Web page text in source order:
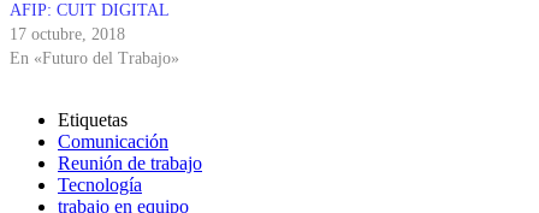
AFIP: CUIT DIGITAL
17 octubre, 2018
En «Futuro del Trabajo»
Etiquetas
Comunicación
Reunión de trabajo
Tecnología
trabajo en equipo